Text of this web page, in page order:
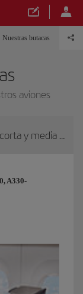
Nuestras butacas
aviones
Vuelos de corta y media distancia
A330-